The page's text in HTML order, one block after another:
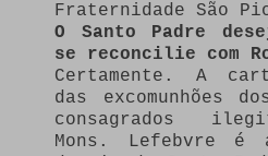
Fraternidade São
O Santo Padre
se reconcilie com
Certamente. A
das excomunhões
consagrados
Mons. Lefebvre é